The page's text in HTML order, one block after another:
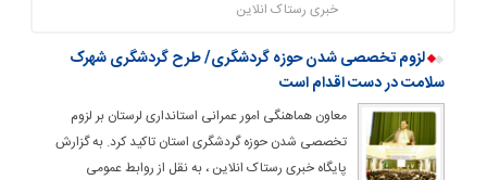
خبری رستاک انلاین
لزوم تخصصی شدن حوزه گردشگری/ طرح گردشگری شهرک
سلامت در دست اقدام است
معاون هماهنگی امور عمرانی استانداری لرستان بر لزوم
تخصصی شدن حوزه گردشگری استان تاکید کرد. به گزارش
پایگاه خبری رستاک انلاین ، به نقل از روابط عمومی